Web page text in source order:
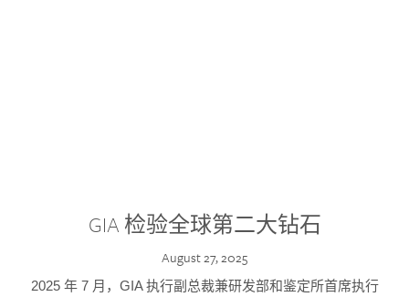
GIA 检验全球第二大钻石
August 27, 2025
2025 年 7 月，GIA 执行副总裁兼研发部和鉴定所首席执行